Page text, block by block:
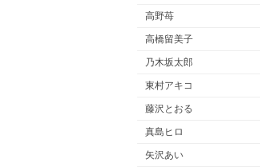
高野苺
高橋留美子
乃木坂太郎
東村アキコ
藤沢とおる
真島ヒロ
矢沢あい